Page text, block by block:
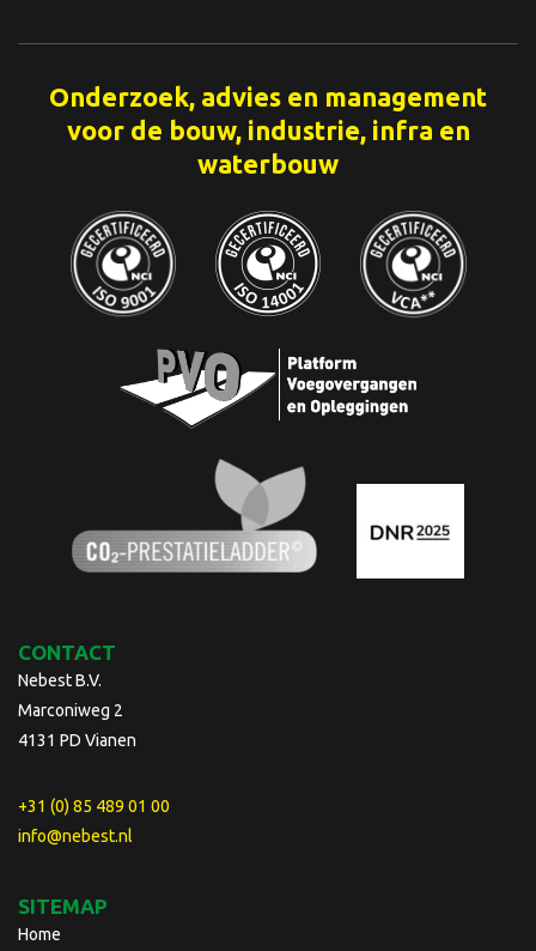
Onderzoek, advies en management
voor de bouw, industrie, infra en
waterbouw
CONTACT
Nebest B.V.
Marconiweg 2
4131 PD Vianen
+31 (0) 85 489 01 00
info@nebest.nl
SITEMAP
Home